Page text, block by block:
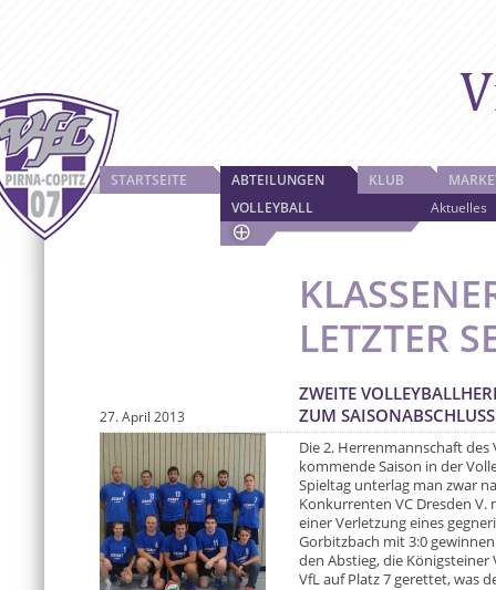
STARTSEITE
ABTEILUNGEN
VOLLEYBALL
Aktuelles
KLUB
LETZTER
ZWEITE
ZUM SAISONABSCHLUSS
27. April 2013
Die 2. Herrenmannschaft des
kommende Saison in der
Spieltag unterlag man zwar
Konkurrenten VC Dresden
einer Verletzung eines
Gorbitzbach mit 3:0
den Abstieg, die Königsteiner
VfL auf Platz 7 gerettet, was